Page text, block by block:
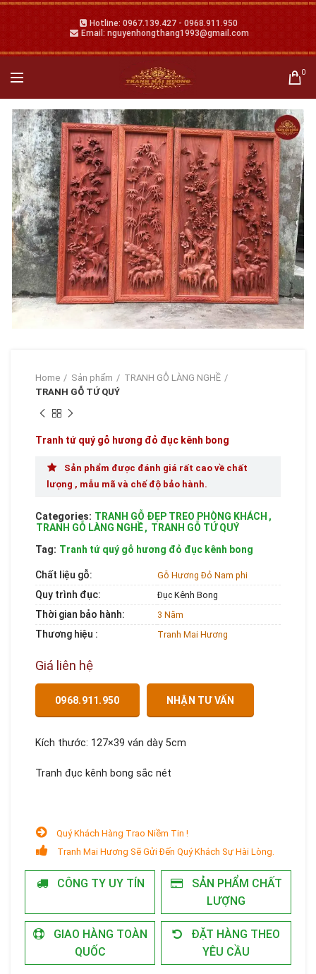
Hotline: 0967.139.427 - 0968.911.950
Email: nguyenhongthang1993@gmail.com
0
Home Sản phẩm
TRANH GỖ LÀNG NGHỀ
TRANH GỖ TỨ QUÝ
Tranh tứ quý gỗ hương đỏ đục kênh bong
Sản phẩm được đánh giá rất cao về chất
lượng , mẫu mã và chế độ bảo hành.
Categories: TRANH GỖ ĐẸP TREO PHÒNG KHÁCH ,
TRANH GỖ LÀNG NGHỀ, TRANH GỖ TỨ QUÝ
Tag: Tranh tứ quý gỗ hương đỏ đục kênh bong
Chất liệu gỗ: Gỗ Hương Đỏ Nam phi
Quy trình đục: Đục Kênh Bong
Thời gian bảo hành: 3 Năm
Thương hiệu : Tranh Mai Hương
Giá liên hệ
0968.911.950 NHẬN TƯ VẤN
Kích thước: 127×39 ván dày 5cm
Tranh đục kênh bong sắc nét
Quý Khách Hàng Trao Niềm Tin !
Tranh Mai Hương Sẽ Gửi Đến Quý Khách Sự Hài Lòng.
CÔNG TY UY TÍN
SẢN PHẨM CHẤT
LƯỢNG
GIAO HÀNG TOÀN
QUỐC
ĐẶT HÀNG THEO
YÊU CẦU